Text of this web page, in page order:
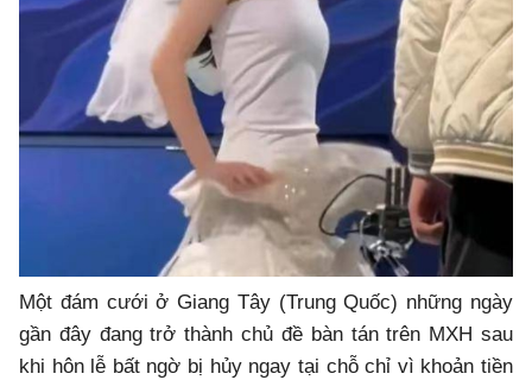
Một đám cưới ở Giang Tây (Trung Quốc) những ngày
gần đây đang trở thành chủ đề bàn tán trên MXH sau
khi hôn lễ bất ngờ bị hủy ngay tại chỗ chỉ vì khoản tiền